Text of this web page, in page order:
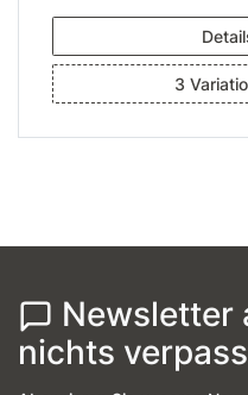
3
Newsletter
nichts